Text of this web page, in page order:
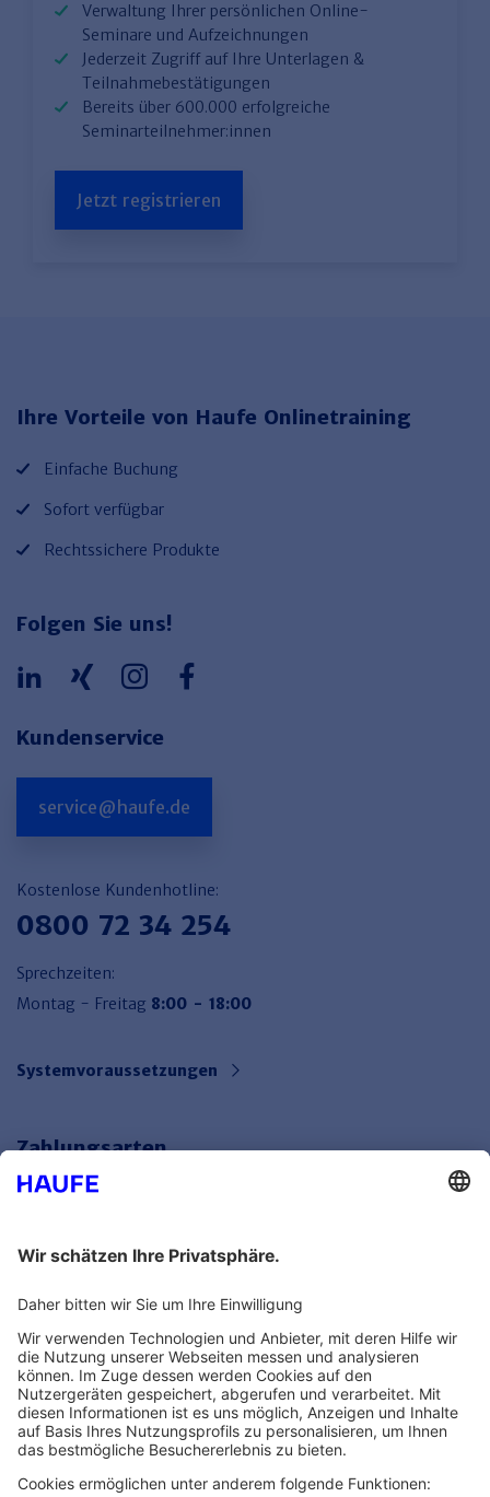
Verwaltung Ihrer persönlichen Online-
Seminare und Aufzeichnungen
Jederzeit Zugriff auf Ihre Unterlagen &
Teilnahmebestätigungen
Bereits über 600.000 erfolgreiche
Seminarteilnehmer:innen
Jetzt registrieren
Ihre Vorteile von Haufe Onlinetraining
Einfache Buchung
Sofort verfügbar
Rechtssichere Produkte
Folgen Sie uns!
Kundenservice
service@haufe.de
Kostenlose Kundenhotline:
0800 72 34 254
Sprechzeiten:
Montag - Freitag 8:00 - 18:00
Systemvoraussetzungen
Zahlungsarten